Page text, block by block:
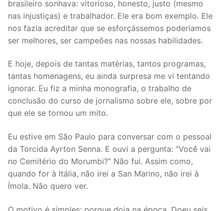
brasileiro sonhava: vitorioso, honesto, justo (mesmo
nas injustiças) e trabalhador. Ele era bom exemplo. Ele
nos fazia acreditar que se esforçássemos poderíamos
ser melhores, ser campeões nas nossas habilidades.
E hoje, depois de tantas matérias, tantos programas,
tantas homenagens, eu ainda surpresa me vi tentando
ignorar. Eu fiz a minha monografia, o trabalho de
conclusão do curso de jornalismo sobre ele, sobre por
que ele se tornou um mito.
Eu estive em São Paulo para conversar com o pessoal
da Torcida Ayrton Senna. E ouvi a pergunta: “Você vai
no Cemitério do Morumbi?” Não fui. Assim como,
quando for à Itália, não irei a San Marino, não irei à
Ímola. Não quero ver.